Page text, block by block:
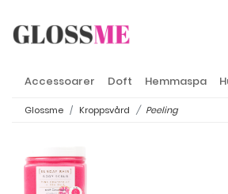
Accessoarer Doft Hemmaspa
Glossme Kroppsvård Peeling